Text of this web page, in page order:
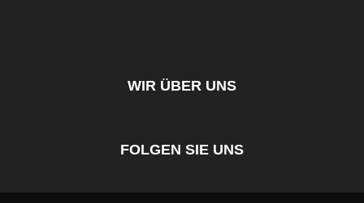
WIR ÜBER UNS
FOLGEN SIE UNS